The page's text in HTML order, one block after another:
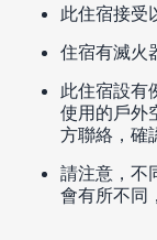
此住宿接受
住宿有滅火
此住宿設有
使用的戶外
方聯絡，確
請注意，不
會有所不同